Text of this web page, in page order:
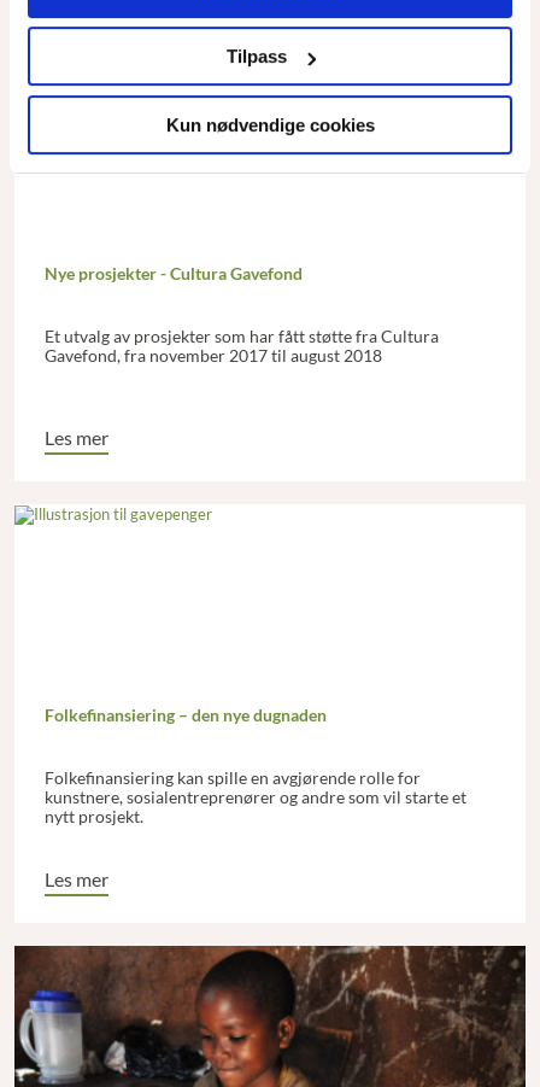
Tilpass
Kun nødvendige cookies
Nye prosjekter - Cultura Gavefond
Et utvalg av prosjekter som har fått støtte fra Cultura
Gavefond, fra november 2017 til august 2018
Les mer
Folkefinansiering – den nye dugnaden
Folkefinansiering kan spille en avgjørende rolle for
kunstnere, sosialentreprenører og andre som vil starte et
nytt prosjekt.
Les mer